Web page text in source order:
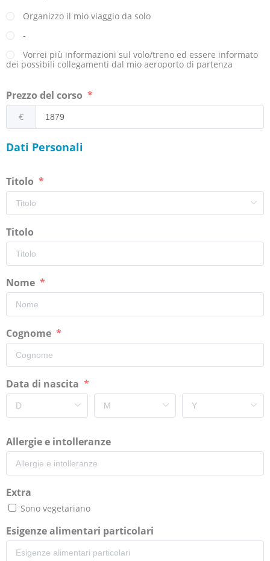
Organizzo il mio viaggio da solo
-
Vorrei più informazioni sul volo/treno ed essere informato
dei possibili collegamenti dal mio aeroporto di partenza
Prezzo del corso
€
Dati Personali
Titolo
Titolo
Nome
Cognome
Data di nascita
Allergie e intolleranze
Extra
Sono vegetariano
Esigenze alimentari particolari